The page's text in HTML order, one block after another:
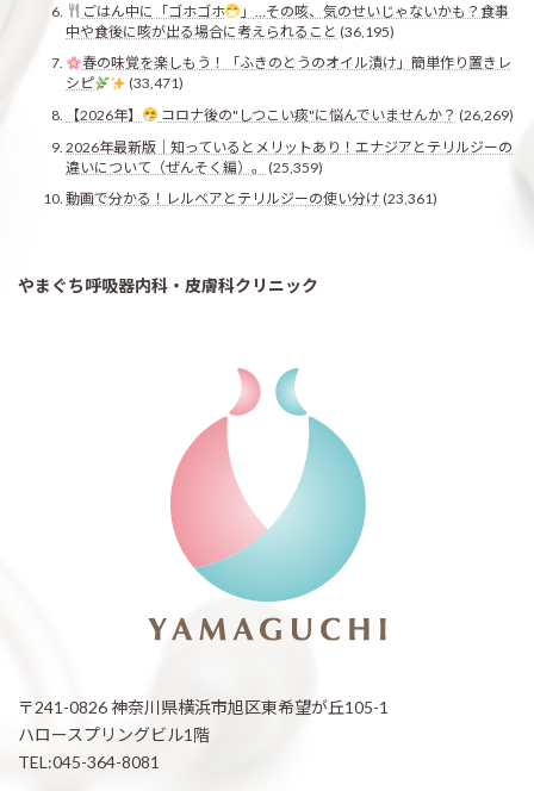
ごはん中に「ゴホゴホ
」…その咳、気のせいじゃないかも？食事
中や食後に咳が出る場合に考えられること (36,195)
春の味覚を楽しもう！「ふきのとうのオイル漬け」簡単作り置きレ
シピ
(33,471)
【2026年】
コロナ後の"しつこい痰"に悩んでいませんか？ (26,269)
2026年最新版｜知っているとメリットあり！エナジアとテリルジーの
違いについて（ぜんそく編）。
(25,359)
動画で分かる！レルベアとテリルジーの使い分け (23,361)
やまぐち呼吸器内科・皮膚科クリニック
〒241-0826 神奈川県横浜市旭区東希望が丘105-1
ハロースプリングビル1階
TEL:045-364-8081